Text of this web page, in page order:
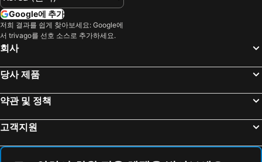
호텔 센트로
Shilla Stay Yeoksam
GRAVITY JOSUN Seoul Pangyo, Autograph Collection
Golden City Hotel Dongdaemun
Gangnam Boutique Hotel Sohsul
이태원랜드
수원, 경기도 호텔
태안, 충청남도 호텔
용인, 경기도 호텔
부산, 경상남도 호텔
속초, 강원도 호텔
여수, 전라남도 호텔
Google에 추가
저희 결과를 쉽게 찾아보세요: Google에
서 trivago를 선호 소스로 추가하세요.
회사
당사 제품
약관 및 정책
고객지원